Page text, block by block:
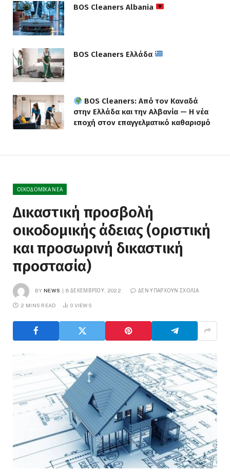
BOS Cleaners Albania
BOS Cleaners Ελλάδα
BOS Cleaners: Από τον Καναδά
στην Ελλάδα και την Αλβανία — Η νέα
εποχή στον επαγγελματικό καθαρισμό
ΟΙΚΟΔΟΜΙΚΆ ΝΈΑ
Δικαστική προσβολή
οικοδομικής άδειας (οριστική
και προσωρινή δικαστική
προστασία)
BY NEWS 8 ΔΕΚΕΜΒΡΊΟΥ, 2022 ΔΕΝ ΥΠΆΡΧΟΥΝ ΣΧΌΛΙΑ
2 MINS READ 0 VIEWS